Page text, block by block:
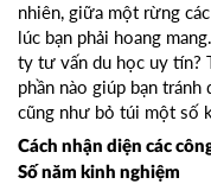
nhiên, giữa một rừng
lúc bạn phải hoang
ty tư vấn du học uy tín?
phần nào giúp bạn
cũng như bỏ túi một số
Cách nhận diện các
Số năm kinh nghiệm